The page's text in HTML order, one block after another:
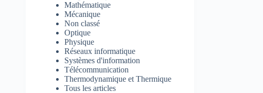
Mathématique
Mécanique
Non classé
Optique
Physique
Réseaux informatique
Systèmes d'information
Télécommunication
Thermodynamique et Thermique
Tous les articles